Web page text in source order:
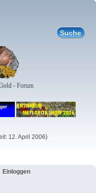
12. April 2006)
Einloggen